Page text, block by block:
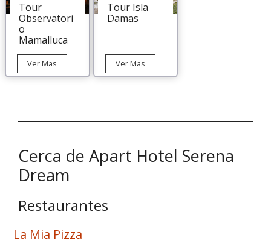
Tour
Observatori
o
Mamalluca
Ver Mas
Observatorio
Tour Isla
Damas
Ver MasTour
Isla
Cerca de Apart Hotel Serena
Dream
Restaurantes
La Mia Pizza